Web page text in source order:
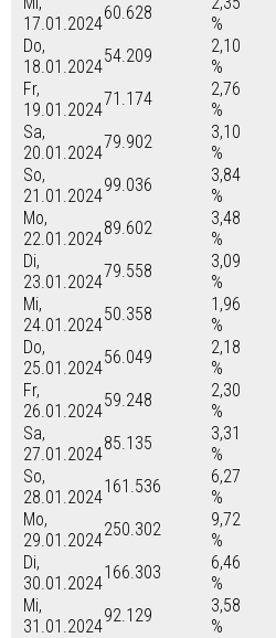
17.01.2024
60.628
%
Do,
18.01.2024
54.209
2,10
%
Fr,
19.01.2024
71.174
2,76
%
Sa,
20.01.2024
79.902
3,10
%
So,
21.01.2024
99.036
3,84
%
Mo,
22.01.2024
89.602
3,48
%
Di,
23.01.2024
79.558
3,09
%
Mi,
24.01.2024
50.358
1,96
%
Do,
25.01.2024
56.049
2,18
%
Fr,
26.01.2024
59.248
2,30
%
Sa,
27.01.2024
85.135
3,31
%
So,
28.01.2024
161.536
6,27
%
Mo,
29.01.2024
250.302
9,72
%
Di,
30.01.2024
166.303
6,46
%
Mi,
31.01.2024
92.129
3,58
%